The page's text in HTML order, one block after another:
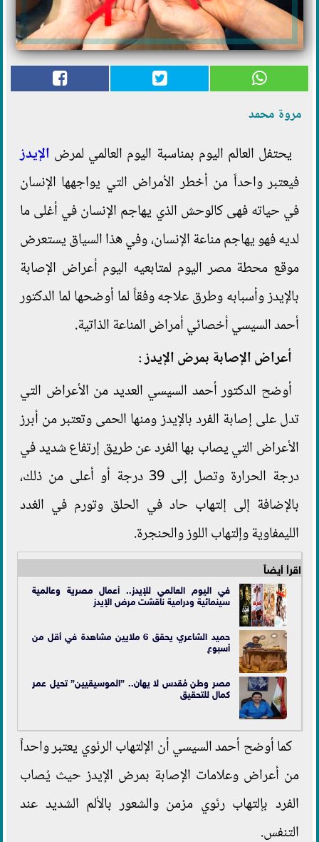
مروة محمد
يحتفل العالم اليوم بمناسبة اليوم العالمي لمرض الإيدز
فيعتبر واحداً من أخطر الأمراض التي يواجهها الإنسان
في حياته فهى كالوحش الذي يهاجم الإنسان في أغلى ما
لديه فهو يهاجم مناعة الإنسان، وفي هذا السياق يستعرض
موقع محطة مصر اليوم لمتابعيه اليوم أعراض الإصابة
بالإيدز وأسبابه وطرق علاجه وفقاً لما أوضحها لما الدكتور
أحمد السيسي أخصائي أمراض المناعة الذاتية.
أعراض الإصابة بمرض الإيدز:
أوضح الدكتور أحمد السيسي العديد من الأعراض التي
تدل على إصابة الفرد بالإيدز ومنها الحمى وتعتبر من أبرز
الأعراض التي يصاب بها الفرد عن طريق إرتفاع شديد في
درجة الحرارة وتصل إلى 39 درجة أو أعلى من ذلك،
بالإضافة إلى إلتهاب حاد في الحلق وتورم في الغدد
الليمفاوية وإلتهاب اللوز والحنجرة.
اقرأ أيضاً
في اليوم العالمي للإيدز.. أعمال مصرية وعالمية
سينمائية ودرامية ناقشت مرض الإيدز
حميد الشاعري يحقق 6 ملايين مشاهدة في أقل من
أسبوع
مصر وطن مُقدس لا يهان.. ”الموسيقيين” تحيل عمر
كمال للتحقيق
كما أوضح أحمد السيسي أن الإلتهاب الرئوي يعتبر واحداً
من أعراض وعلامات الإصابة بمرض الإيدز حيث يُصاب
الفرد بإلتهاب رئوي مزمن والشعور بالألم الشديد عند
التنفس.